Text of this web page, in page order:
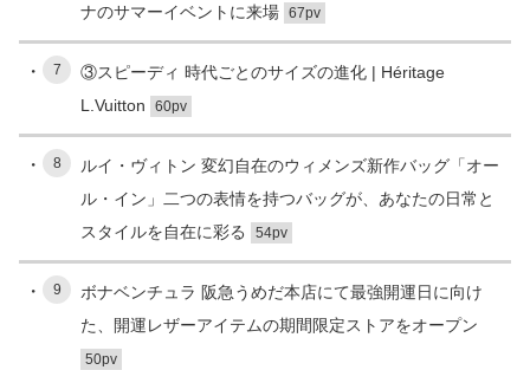
ナのサマーイベントに来場 67pv
7
③スピーディ 時代ごとのサイズの進化 | Héritage
L.Vuitton
60pv
8
ルイ・ヴィトン 変幻自在のウィメンズ新作バッグ「オー
ル・イン」二つの表情を持つバッグが、あなたの日常と
スタイルを自在に彩る
54pv
9
ボナベンチュラ 阪急うめだ本店にて最強開運日に向け
た、開運レザーアイテムの期間限定ストアをオープン
50pv